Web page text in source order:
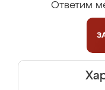
Ответим